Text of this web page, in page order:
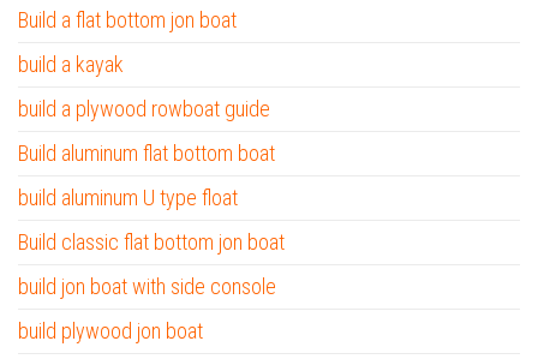
Build a flat bottom jon boat
build a kayak
build a plywood rowboat guide
Build aluminum flat bottom boat
build aluminum U type float
Build classic flat bottom jon boat
build jon boat with side console
build plywood jon boat